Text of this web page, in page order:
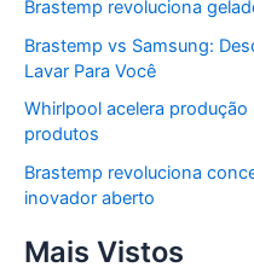
Brastemp revoluciona
Brastemp vs Samsung:
Lavar Para Você
Whirlpool acelera
produtos
Brastemp revoluciona
inovador aberto
Mais Vistos